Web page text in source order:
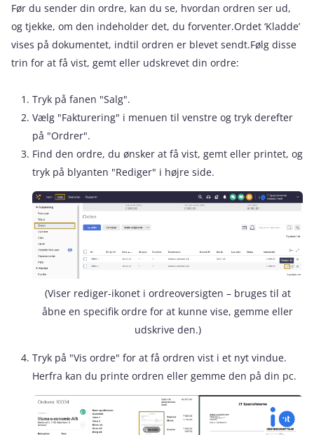
Før du sender din ordre, kan du se, hvordan ordren ser ud,
og tjekke, om den indeholder det, du forventer.Ordet ‘Kladde’
vises på dokumentet, indtil ordren er blevet sendt.Følg disse
trin for at få vist, gemt eller udskrevet din ordre:
Tryk på fanen "Salg".
Vælg "Fakturering" i menuen til venstre og tryk derefter
på "Ordrer".
Find den ordre, du ønsker at få vist, gemt eller printet, og
tryk på blyanten "Rediger" i højre side.
(Viser rediger-ikonet i ordreoversigten – bruges til at
åbne en specifik ordre for at kunne vise, gemme eller
udskrive den.)
Tryk på "Vis ordre" for at få ordren vist i et nyt vindue.
Herfra kan du printe ordren eller gemme den på din pc.